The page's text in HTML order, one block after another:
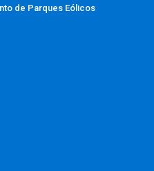
de Parques Eólicos